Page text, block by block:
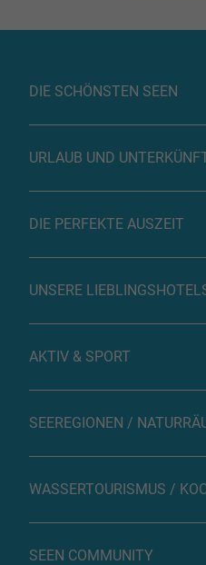
DIE SCHÖNSTEN SEEN
URLAUB UND
DIE PERFEKTE AUSZEIT
UNSERE
AKTIV & SPORT
SEEREGIONEN /
WASSERTOURISMUS /
SEEN COMMUNITY